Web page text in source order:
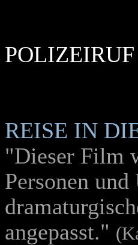
REISE IN
"Dieser Film
Personen
angepasst."